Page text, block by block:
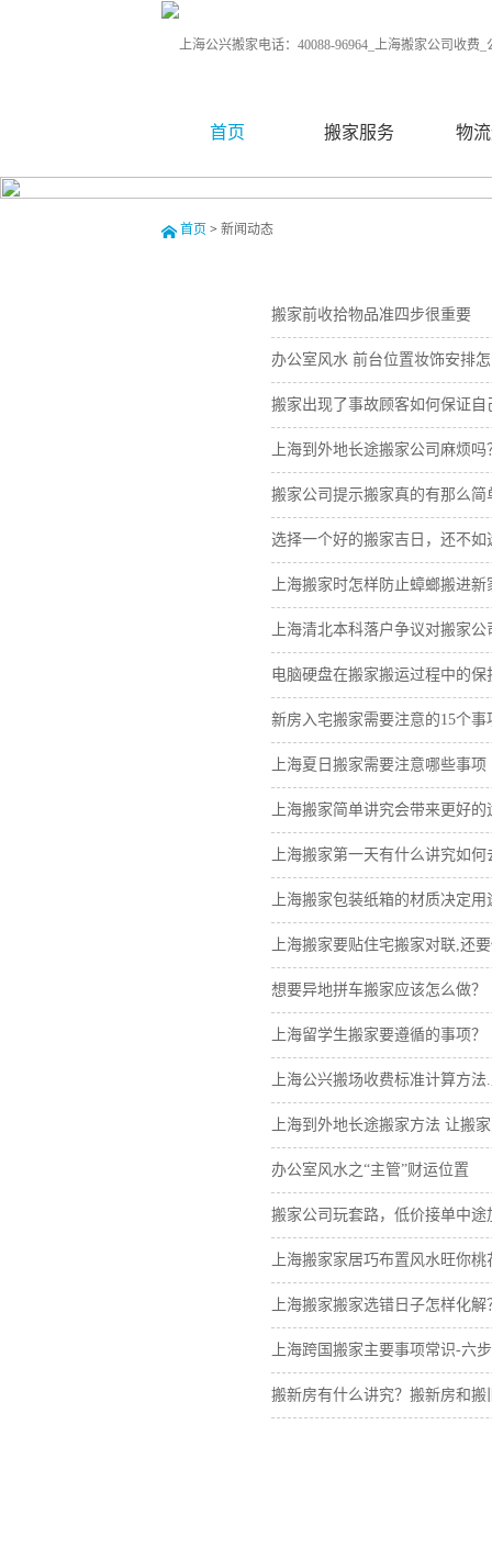
首页 搬家服务 物
首页 > 新闻动态
搬家前收拾物品准四步很重要
办公室风水 前台位置妆饰安排
搬家出现了事故顾客如何保证自
上海到外地长途搬家公司麻烦吗
搬家公司提示搬家真的有那么简
选择一个好的搬家吉日，还不
上海搬家时怎样防止蟑螂搬进新
上海清北本科落户争议对搬家
电脑硬盘在搬家搬运过程中的保
新房入宅搬家需要注意的15个事
上海夏日搬家需要注意哪些事项
上海搬家简单讲究会带来更好的
上海搬家第一天有什么讲究如何
上海搬家包装纸箱的材质决定用
上海搬家要贴住宅搬家对联,还
想要异地拼车搬家应该怎么做？
上海留学生搬家要遵循的事项？
上海公兴搬场收费标准计算方
上海到外地长途搬家方法 让搬
办公室风水之“主管”财运位置
搬家公司玩套路，低价接单中途
上海搬家家居巧布置风水旺你桃
上海搬家搬家选错日子怎样化
上海跨国搬家主要事项常识-六
搬新房有什么讲究？搬新房和搬